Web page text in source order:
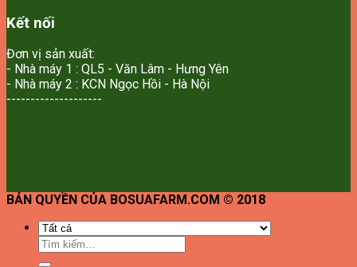
Kết nối
Đơn vị sản xuất:
- Nhà máy 1 : QL5 - Văn Lâm - Hưng Yên
- Nhà máy 2 : KCN Ngọc Hồi - Hà Nội
--------------------
BẢN QUYỀN CỦA BOSUAFARM.COM © 2018
Tìm